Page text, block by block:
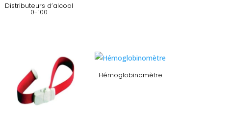
Distributeurs d’alcool
0-100
Hémoglobinomètre